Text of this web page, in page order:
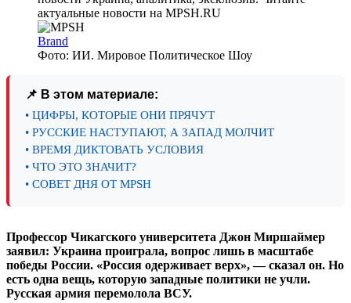
Brand
Фото: ИИ. Мировое Политическое Шоу
📌 В этом материале:
• ЦИФРЫ, КОТОРЫЕ ОНИ ПРЯЧУТ
• РУССКИЕ НАСТУПАЮТ, А ЗАПАД МОЛЧИТ
• ВРЕМЯ ДИКТОВАТЬ УСЛОВИЯ
• ЧТО ЭТО ЗНАЧИТ?
• СОВЕТ ДНЯ ОТ MPSH
Профессор Чикагского университета Джон Миршаймер
заявил: Украина проиграла, вопрос лишь в масштабе
победы России. «Россия одерживает верх», — сказал он. Но
есть одна вещь, которую западные политики не учли.
Русская армия перемолола ВСУ.